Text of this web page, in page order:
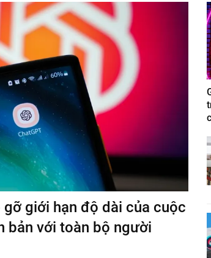
gỡ giới hạn độ dài của cuộc
bản với toàn bộ người